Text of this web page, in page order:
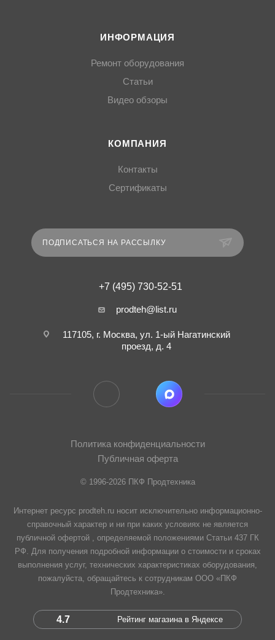
ИНФОРМАЦИЯ
Ремонт оборудования
Статьи
Видео обзоры
КОМПАНИЯ
Контакты
Сертификаты
ПОДПИСАТЬСЯ НА РАССЫЛКУ
+7 (495) 730-52-51
prodteh@list.ru
117105, г. Москва, ул. 1-ый Нагатинский
проезд, д. 4
Политика конфиденциальности
Публичная оферта
© 1996-2026 ПКФ Продтехника
Интернет ресурс prodteh.ru носит исключительно информационно-
справочный характер и ни при каких условиях не является
публичной офертой , определяемой положениями Статьи 437 ГК
РФ. Для получения подробной информации о стоимости и сроках
выполнения услуг, технических характеристиках оборудования,
пожалуйста, обращайтесь к сотрудникам ООО «ПКФ
Продтехника».
4.7 Рейтинг магазина в Яндексе